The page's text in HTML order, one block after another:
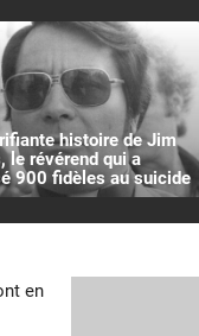
histoire de Jim
le révérend qui a
900 fidèles au suicide
en